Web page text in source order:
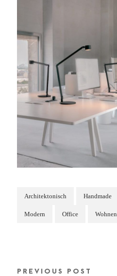
Architektonisch Handmade
Modern Office Wohnen
PREVIOUS POST